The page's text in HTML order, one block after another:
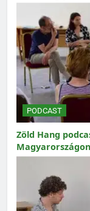
PODCAST
Zöld Hang
Magyarországon